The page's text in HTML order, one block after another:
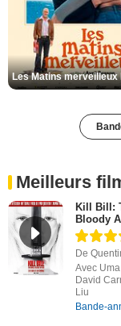
Meilleurs
Kill Bill:
Bloody
De
Avec
David
Liu
Bande-